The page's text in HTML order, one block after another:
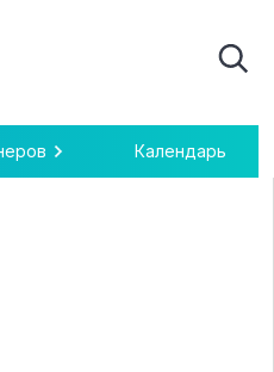
Календарь